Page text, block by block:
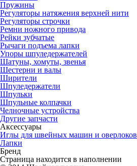
Пружины
Регуляторы натяжения верхней нити
Регуляторы строчки
Ремни ножного привода
Рейки зубчатые
Рычаги подъема лапки
Упоры шпуледержателей
Шатуны, хомуты, звенья
Шестерни и валы
Ширители
Шпуледержатели
Шпульки
Шпульные колпачки
Челночные устройства
Другие запчасти
Аксессуары
Иглы для швейных машин и оверлоков
Лапки
Бренд
Страница находится в наполнении